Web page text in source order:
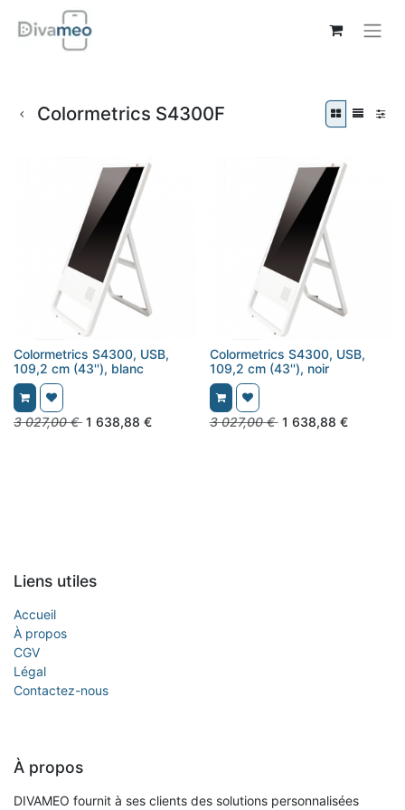
Colormetrics S4300F
Colormetrics S4300, USB,
109,2 cm (43''), blanc
3 027,00€ 1 638,88 €
Colormetrics S4300, USB,
109,2 cm (43''), noir
3 027,00€ 1 638,88 €
Liens utiles
Accueil
À propos
CGV
Légal
Contactez-nous
À propos
DIVAMEO fournit à ses clients des solutions personnalisées